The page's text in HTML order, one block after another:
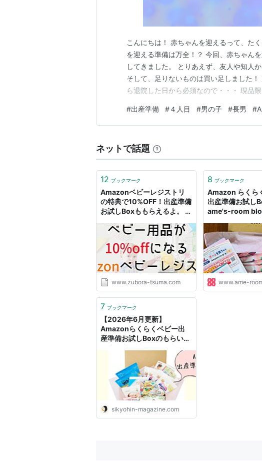
こんにちは！ 赤ちゃんを迎えるって、た
を迎える準備は万全！？ 今回、赤ちゃん
してきました。 とりあえず、友人や知人
そして、足りないものは買い足しました
ら退院した日から必須なので・・・ 現品
｀；)？ ・ベビーガーゼ 産院でも必要なの
す。 ・おむつ＆おしりふき＆ベビ…
#出産準備 #４人目 #男の子 #長男 #
ネットで話題
12 ブックマーク
Amazonベビーレジストリ
の特典で10%OFF！出産準備
お試しBoxももらえるよ。 -
www.zubora-tsuma.com
8 ブックマーク
Amazon らくら
出産準備お試し
ame's-room
www.ame-
7 ブックマーク
【2026年6月更新】
Amazonらくらくベビー出
産準備お試しBoxのもらい方
プルマガジン
sikyohin-magazine.com